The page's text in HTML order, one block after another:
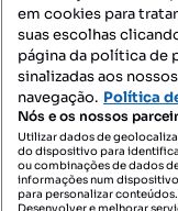
São Martinho,
Tipologia
T3
Preço por metro
221 m²
REALTY ONE
Profissional
em cookies para
suas escolhas
página da política de
sinalizadas aos
navegação. Política
Nós e os nossos
Utilizar dados de
do dispositivo para
ou combinações de dados
informações num
para personalizar